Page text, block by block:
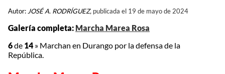
Autor:JOSÉ A. RODRÍGUEZ, publicada el 19 de mayo de 2024
Galería completa: Marcha Marea Rosa
6de 14 » Marchan en Durango por la defensa de la
República.